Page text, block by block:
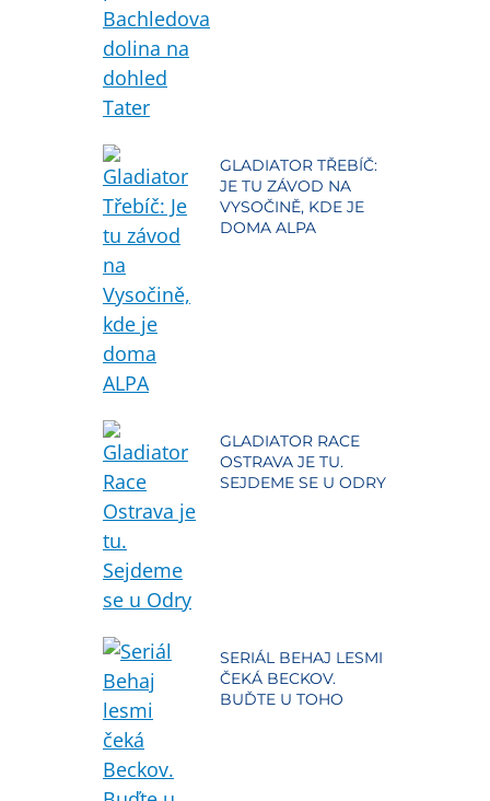
GLADIATOR TŘEBÍČ:
JE TU ZÁVOD NA
VYSOČINĚ, KDE JE
DOMA ALPA
GLADIATOR RACE
OSTRAVA JE TU.
SEJDEME SE U ODRY
SERIÁL BEHAJ LESMI
ČEKÁ BECKOV.
BUĎTE U TOHO